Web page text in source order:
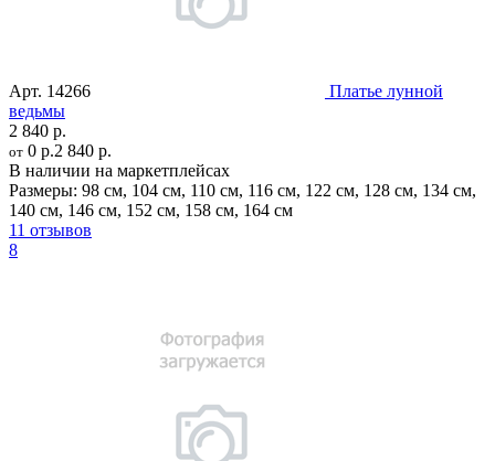
Арт. 14266
Платье лунной
ведьмы
2 840 р.
от 0 р.2 840 р.
В наличии на маркетплейсах
Размеры: 98 см, 104 см, 110 см, 116 см, 122 см, 128 см, 134 см,
140 см, 146 см, 152 см, 158 см, 164 см
11 отзывов
8